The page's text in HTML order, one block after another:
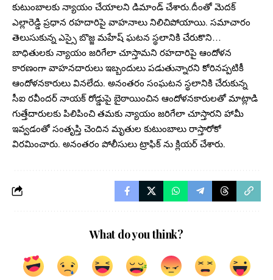
కుటుంబాలకు న్యాయం చేయాలని డిమాండ్ చేశారు.దీంతో మెదక్
ఎల్లారెడ్డి ప్రధాన రహదారిపై వాహనాలు నిలిచిపోయాయి. సమాచారం
తెలుసుకున్న ఎస్సై బొజ్జ మహేష్ ఘటన స్థలానికి చేరుకొని…
బాధితులకు న్యాయం జరిగేలా చూస్తామని రహదారిపై ఆందోళన
కారణంగా వాహనదారులు ఇబ్బందులు పడుతున్నారని కోరినప్పటికీ
ఆందోళనకారులు వినలేదు. అనంతరం సంఘటన స్థలానికి చేరుకున్న
సీఐ రవీందర్ నాయక్ రోడ్డుపై బైఠాయించిన ఆందోళనకారులతో మాట్లాడి
గుత్తేదారులకు పిలిపించి తమకు న్యాయం జరిగేలా చూస్తారని హామీ
ఇవ్వడంతో సంతృప్తి చెందిన మృతుల కుటుంబాలు రాస్తారోకో
విరమించారు. అనంతరం పోలీసులు ట్రాఫిక్ ను క్లియర్ చేశారు.
What do you think?